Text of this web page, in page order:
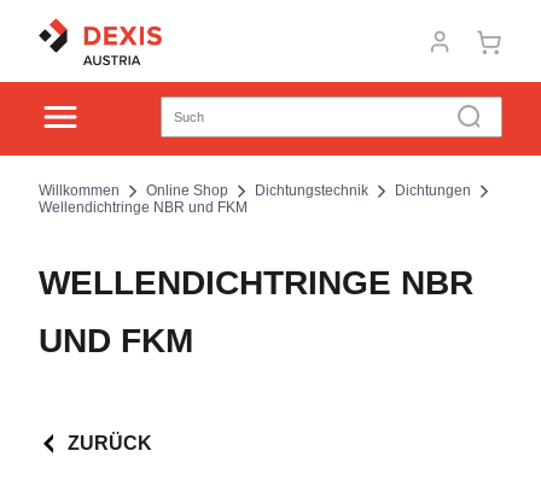
Willkommen Online Shop Dichtungstechnik
Dichtungen
Wellendichtringe NBR und FKM
WELLENDICHTRINGE NBR
UND FKM
ZURÜCK